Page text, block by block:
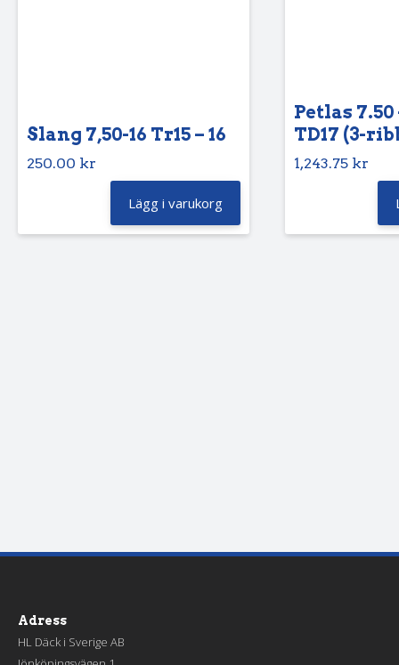
Slang 7,50-16 Tr15 – 16
250.00 kr
Lägg i varukorg
Petlas 7.50
TD17 (3-
1,243.75 kr
Adress
HL Däck i Sverige AB